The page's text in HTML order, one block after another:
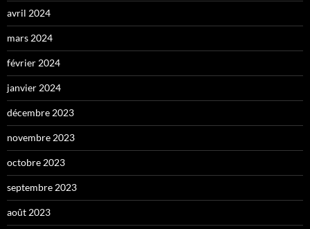
avril 2024
mars 2024
février 2024
janvier 2024
décembre 2023
novembre 2023
octobre 2023
septembre 2023
août 2023